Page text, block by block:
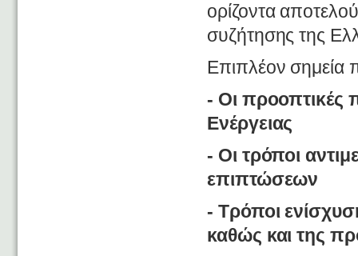
ορίζοντα
συζήτησης της
Επιπλέον σημεία
- Οι προοπτικές
Ενέργειας
- Οι τρόποι
επιπτώσεων
- Τρόποι
καθώς και της